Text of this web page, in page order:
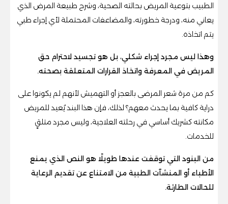
الطبيب بتوعية المريض بحالته الصحية، وشرح طبيعة المرض الذي
يعاني منه، ودرجة خطورته، والمضاعفات المحتملة لأي إجراء طبي
يتم اتخاذه.
وهذا ليس مجرد إجراء شكلي، بل هو تجسيد لاحترام حق
المريض في المعرفة واتخاذ القرارات المتعلقة بصحته.
كم من مرة شعر المرضى بالعجز أو التهميش لأنهم لم يكونوا على
دراية كافية بما يحدث معهم؟ لذلك، فإن هذا البند يُعيد للمريض
مكانته كشريك أساسي في رحلته العلاجية، وليس مجرد متلقٍ
للخدمات.
من البنود التي توقفت عندها طويلًا هو النص الذي يمنع
الأطباء أو المنشآت الطبية من الامتناع عن تقديم الرعاية
للحالات الطارئة.